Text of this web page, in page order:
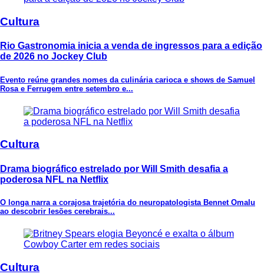
Cultura
Rio Gastronomia inicia a venda de ingressos para a edição
de 2026 no Jockey Club
Evento reúne grandes nomes da culinária carioca e shows de Samuel
Rosa e Ferrugem entre setembro e...
Cultura
Drama biográfico estrelado por Will Smith desafia a
poderosa NFL na Netflix
O longa narra a corajosa trajetória do neuropatologista Bennet Omalu
ao descobrir lesões cerebrais...
Cultura